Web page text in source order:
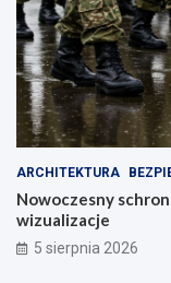
ARCHITEKTURA
Nowoczesny
wizualizacje
5 sierpnia 2026